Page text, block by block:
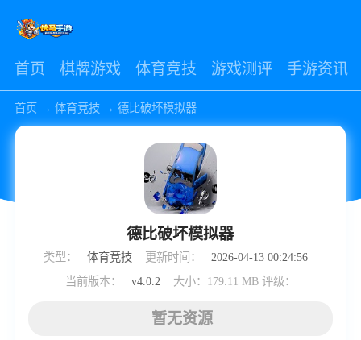
首页 棋牌游戏 体育竞技 游戏测评 手游资讯
首页 → 体育竞技→ 德比破坏模拟器
德比破坏模拟器
类型： 体育竞技 更新时间：
2026-04-13 00:24:56
当前版本：
v4.0.2 大小：179.11 MB 评级：
暂无资源